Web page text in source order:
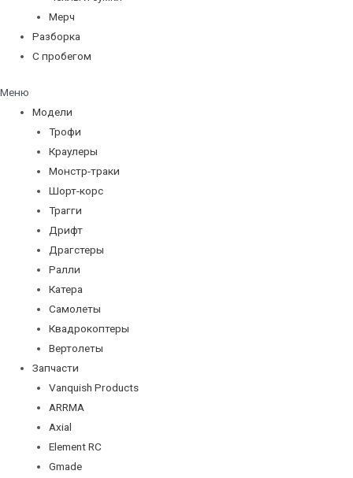
Мерч
Разборка
С пробегом
Меню
Модели
Трофи
Краулеры
Монстр-траки
Шорт-корс
Трагги
Дрифт
Драгстеры
Ралли
Катера
Самолеты
Квадрокоптеры
Вертолеты
Запчасти
Vanquish Products
ARRMA
Axial
Element RC
Gmade